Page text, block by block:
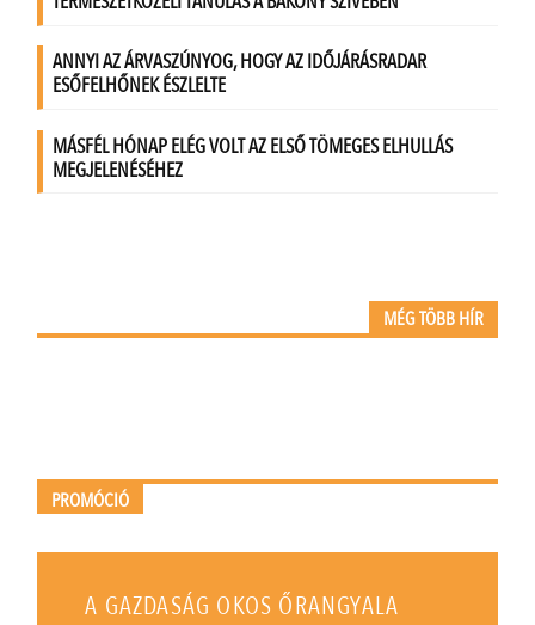
MÉG TÖBB HÍR
PROMÓCIÓ
A GAZDASÁG OKOS ŐRANGYALA